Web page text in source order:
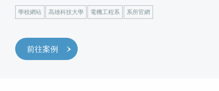
學校網站 高雄科技大學 電機工程系 系所官網
前往案例